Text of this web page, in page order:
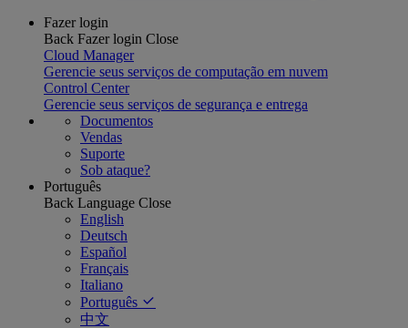
Fazer login
Back Fazer login Close
Cloud Manager
Gerencie seus serviços de computação em nuvem
Control Center
Gerencie seus serviços de segurança e entrega
Documentos
Vendas
Suporte
Sob ataque?
Português
Back Language Close
English
Deutsch
Español
Français
Italiano
Português
中文